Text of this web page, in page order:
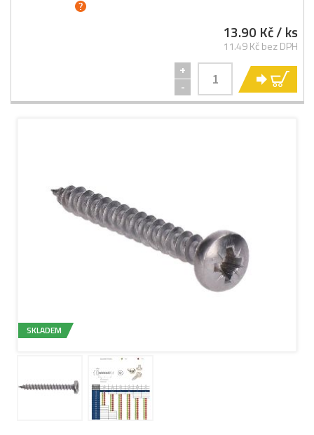
13.90 Kč/ ks
11.49 Kč bez DPH
+
-
SKLADEM